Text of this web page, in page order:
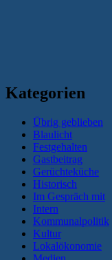
Kategorien
Übrig geblieben
Blaulicht
Festgehalten
Gastbeitrag
Gerüchteküche
Historisch
Im Gespräch mit
Intern
Kommunalpolitik
Kultur
Lokalökonomie